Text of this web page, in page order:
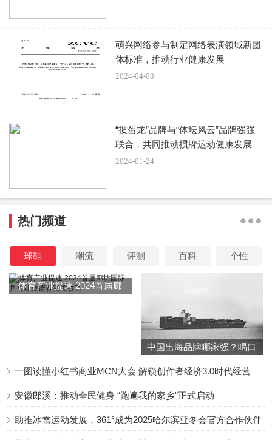
之前曾有一个副导演当面讥讽他说：你连普通话都讲不好，
你这样子，你这身高，想当演员？可是王健林偏偏跟命运杠
上了。为了可以得到机会多跑几次龙套，他一直蹲守在北影
厂前，对每个剧组都笑脸相迎的做自我介绍。没龙套可跑
送到剧组。其他人言辞激励的他说:别傻了，没有人去看你的
照片的。他却坚持地讲:如果第100张看不到，也许第101张
剧组有个小太监角色缺人，因为记台词最熟，他首先就被举
身的机会，他肯从比较高的梯子上毅然决然的摔下来，并且
衣服给浸染了。在那以后整个片场都知道:＂有个替身叫王宝
强，他不怕死，别人假摔他真摔。＂就在电影《盲井》刚开
拍时，因为要下几百米深的矿井，非常危险。男二号怂了，
临阵脱逃。王宝强孤注一掷的顶上去，凭这个角色拿到了金
马奖最佳新人奖，就此崭露头角。
萌兴网络参与制定网络表演领域新团
体标准，推动行业健康发展
2024-04-08
“掼蛋龙”品牌与“体坛风云”品牌强强
联合，共同推动掼牌运动健康发展
2024-01-24
热门频道
球鞋 潮流 评测 百科 个性
体育产业提速 2024首届廊
中国出海品牌哪家强？喝口
安徽郎溪：推动全民健身 “跑遍我的家乡”正式启动
助推冰雪运动发展，361°成为2025哈尔滨亚冬会官方合作伙伴